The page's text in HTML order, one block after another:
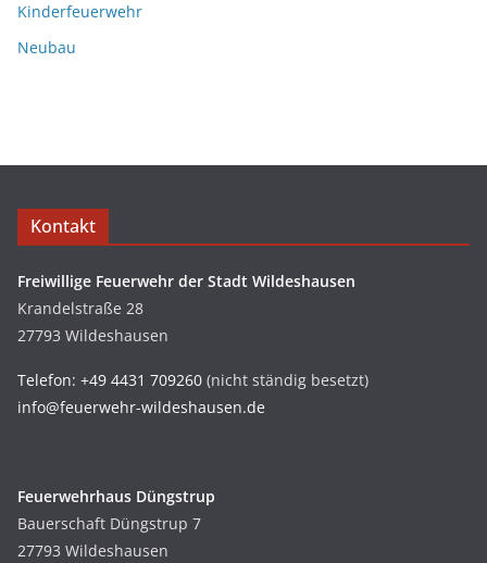
Kinderfeuerwehr
Neubau
Kontakt
Freiwillige Feuerwehr der Stadt Wildeshausen
Krandelstraße 28
27793 Wildeshausen
Telefon: +49 4431 709260 (nicht ständig besetzt)
info@feuerwehr-wildeshausen.de
Feuerwehrhaus Düngstrup
Bauerschaft Düngstrup 7
27793 Wildeshausen